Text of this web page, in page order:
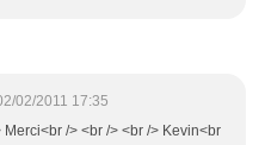
02/2011 17:35
Merci<br /> <br /> <br /> Kevin<br